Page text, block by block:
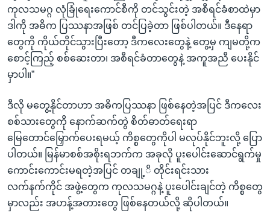
ကုလသမဂ္ဂ လုံခြုံရေးကောင်စီကို တင်သွင်းတဲ့ အစီရင်ခံစာထဲမှာ
ဒါကို အဓိက ပြဿနာအဖြစ် တင်ပြခဲ့တာ ဖြစ်ပါတယ်။ ဒီနေရာ
တွေကို ကိုယ်တိုင်သွားပြီးတော့ ဒီကလေးတွေနဲ့ တွေ့မှ ကျမတို့က
စောင့်ကြည့် စစ်ဆေးတာ၊ အစီရင်ခံတာတွေနဲ့ အကူအညီ ပေးနိုင်
မှာပါ။”
ဒီလို မတွေ့နိုင်တာဟာ အဓိကပြဿနာ ဖြစ်နေတဲ့အပြင် ဒီကလေး
စစ်သားတွေကို နောက်ဆက်တွဲ စိတ်ဓာတ်ရေးရာ
မြေတောင်မြှောက်ပေးရမယ့် ကိစ္စတွေကိုပါ မလုပ်နိုင်ဘူးလို့ ပြော
ပါတယ်။ မြန်မာစစ်အစိုးရဘက်က အခုလို ပူးပေါင်းဆောင်ရွက်မှု
ကောင်းကောင်းမရတဲ့အပြင် တချု့ိ တိုင်းရင်းသား
လက်နက်ကိုင် အဖွဲ့တွေက ကုလသမဂ္ဂနဲ့ ပူးပေါင်းချင်တဲ့ ကိစ္စတွေ
မှာလည်း အဟန့်အတားတွေ ဖြစ်နေတယ်လို့ ဆိုပါတယ်။